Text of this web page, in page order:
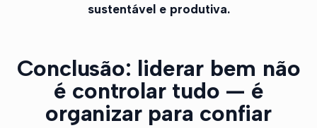
sustentável e produtiva.
Conclusão: liderar bem não
é controlar tudo — é
organizar para confiar